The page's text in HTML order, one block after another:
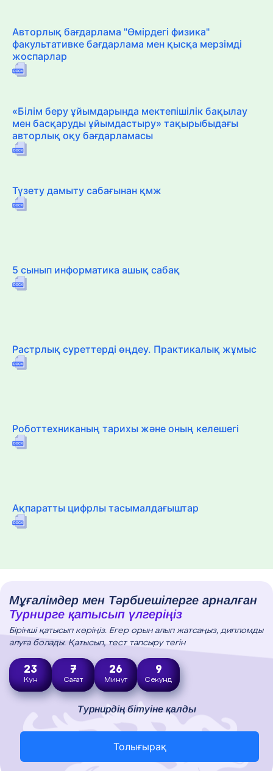
Авторлық бағдарлама "Өмірдегі физика"
факультативке бағдарлама мен қысқа мерзімді
жоспарлар
«Білім беру ұйымдарында мектепішілік бақылау
мен басқаруды ұйымдастыру» тақырыбыдағы
авторлық оқу бағдарламасы
Түзету дамыту сабағынан қмж
5 сынып информатика ашық сабақ
Растрлық суреттерді өңдеу. Практикалық жұмыс
Роботтехниканың тарихы және оның келешегі
Ақпаратты цифрлы тасымалдағыштар
Мұғалімдер мен Тәрбиешілерге арналған
Турнирге қатысып үлгеріңіз
Бірінші қатысып көріңіз. Егер орын алып жатсаңыз, дипломды
алуға болады. Қатысып, тест тапсыру тегін
23
Күн
7
Сағат
26
Минут
8
Секунд
Турнирдің бітуіне қалды
Толығырақ